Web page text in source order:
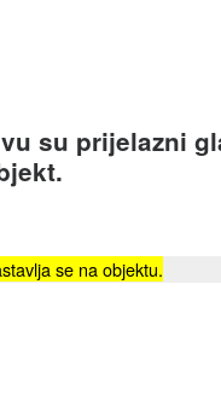
su prijelazni
se na objektu.